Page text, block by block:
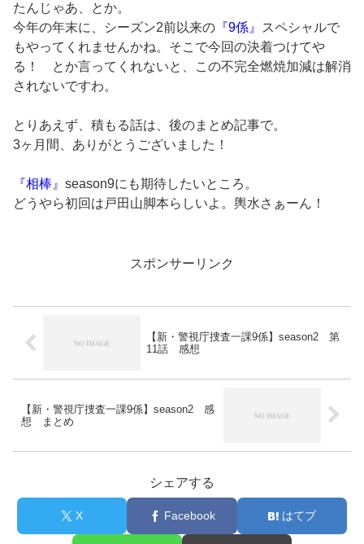
たんじゃあ、とか。
今年の年末に、シーズン2前以来の 『9係』
スペシャルで
もやってくれませんかね。そこで今回の決着つけてや
る！ とか言ってくれないと、この不完全燃焼加減は解消
されないですわ。
とりあえず、積もる話は、後のまとめ記事で。
3ヶ月間、ありがとうございました！
『相棒』 season9にも期待したいところ。
どうやら初回は戸田山脚本らしいよ。輿水さぁーん！
スポンサーリンク
【新・警視庁捜査一課9係】season2 第
11話 感想
【新・警視庁捜査一課9係】season2 感
想 まとめ
シェアする
X Facebook はてブ